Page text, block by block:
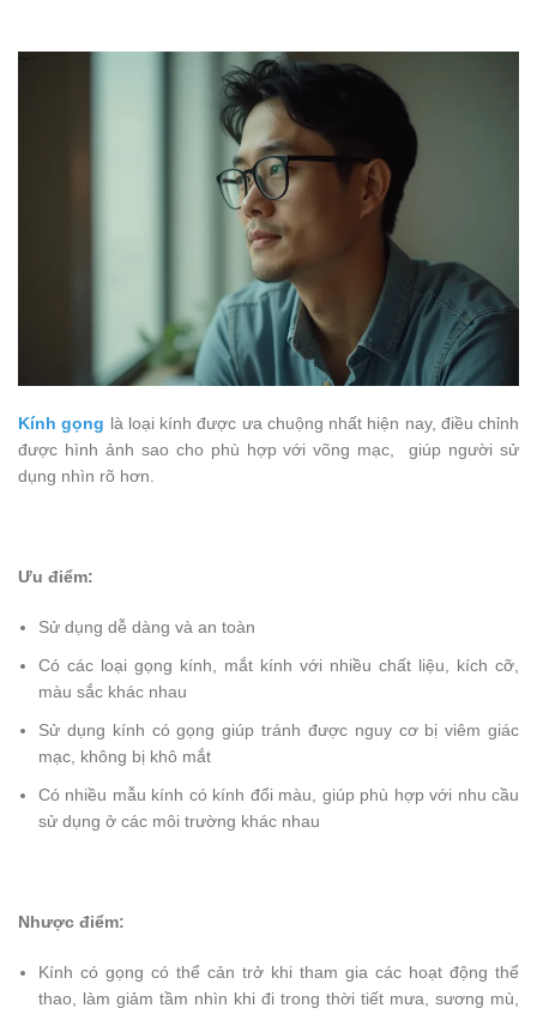
Kính gọng là loại kính được ưa chuộng nhất hiện nay, điều chỉnh
được hình ảnh sao cho phù hợp với võng mạc, giúp người sử
dụng nhìn rõ hơn.
Ưu điểm:
Sử dụng dễ dàng và an toàn
Có các loại gọng kính, mắt kính với nhiều chất liệu, kích cỡ,
màu sắc khác nhau
Sử dụng kính có gọng giúp tránh được nguy cơ bị viêm giác
mạc, không bị khô mắt
Có nhiều mẫu kính có kính đổi màu, giúp phù hợp với nhu cầu
sử dụng ở các môi trường khác nhau
Nhược điểm:
Kính có gọng có thể cản trở khi tham gia các hoạt động thể
thao, làm giảm tầm nhìn khi đi trong thời tiết mưa, sương mù,